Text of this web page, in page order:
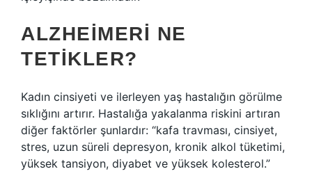
ALZHEIMERI NE
TETIKLER?
Kadın cinsiyeti ve ilerleyen yaş hastalığın görülme
sıklığını artırır. Hastalığa yakalanma riskini artıran
diğer faktörler şunlardır: “kafa travması, cinsiyet,
stres, uzun süreli depresyon, kronik alkol tüketimi,
yüksek tansiyon, diyabet ve yüksek kolesterol.”